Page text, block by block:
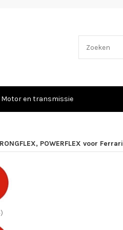
Motor en transmissie
POWERFLEX voor Ferrari